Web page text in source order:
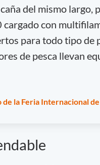
del mismo
con
para todo tipo de
de pesca llevan
la Feria Internacional